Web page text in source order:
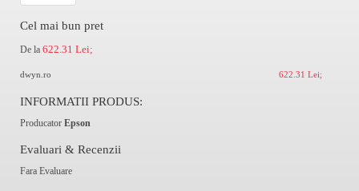
Cel mai bun pret
De la 622.31 Lei;
dwyn.ro 622.31 Lei;
INFORMATII PRODUS:
Producator Epson
Evaluari & Recenzii
Fara Evaluare